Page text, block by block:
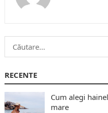
Caută
după:
RECENTE
Cum alegi
mare